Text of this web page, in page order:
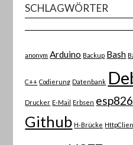
SCHLAGWÖRTER
anonym Arduino Backup Bash
C++ Codierung Datenbank
Drucker E-Mail Erbsen
Github H-Brücke